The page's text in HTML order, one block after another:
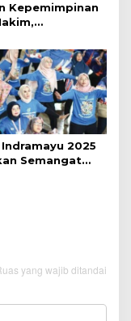
Kepemimpinan
2025
Semangat
yang wajib ditandai